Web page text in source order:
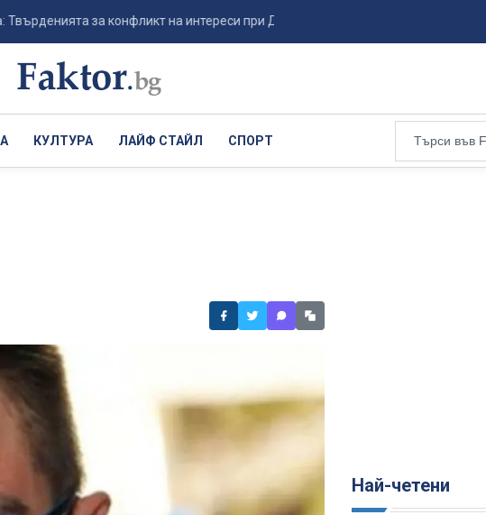
за конфликт на интереси при Димитър Главчев с възло...
КУЛТУРА ЛАЙФ СТАЙЛ СПОРТ
Най-четени